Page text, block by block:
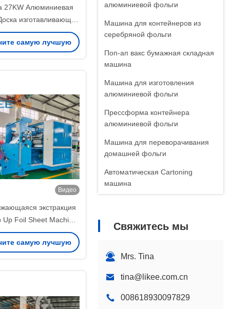
алюминиевой фольги
Машина для контейнеров из
серебряной фольги
Поп-ап вакс бумажная складная
машина
Машина для изготовления
алюминиевой фольги
Прессформа контейнера
алюминиевой фольги
Машина для переворачивания
домашней фольги
Автоматическая Cartoning
машина
Машины для резки бумаги
Алюминиевая машина для
изготовления горшков
Машина для изготовления
Свяжитесь мы
Mrs. Tina
tina@likee.com.cn
008618930097829
27KW Алюминиевая
изготавливающая
Mitsubishi Inverter
самую лучшую
Видео
экстракция
Up Foil Sheet Machine
мм
самую лучшую